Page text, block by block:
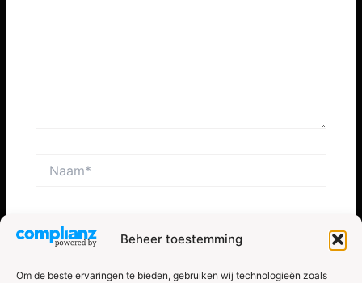
Beheer toestemming
Om de beste ervaringen te bieden, gebruiken wij technologieën zoals
mail*